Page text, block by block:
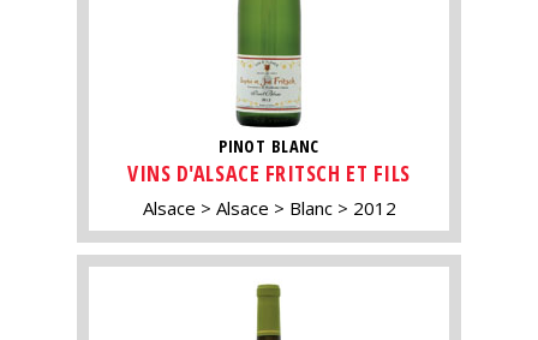
PINOT BLANC
VINS D'ALSACE FRITSCH ET FILS
Alsace Alsace Blanc 2012